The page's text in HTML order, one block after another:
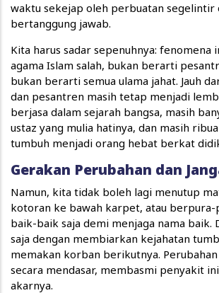
waktu sekejap oleh perbuatan segelintir
bertanggung jawab.
Kita harus sadar sepenuhnya:
agama Islam salah, bukan berarti
bukan berarti semua ulama jahat. Jauh
dan pesantren masih tetap menjadi
berjasa dalam sejarah bangsa, masih
ustaz yang mulia hatinya, dan masih
tumbuh menjadi orang hebat berkat
Gerakan Perubahan dan
Namun, kita tidak boleh lagi menutup
kotoran ke bawah karpet, atau berpura-
baik-baik saja demi menjaga nama baik.
saja dengan membiarkan kejahatan
memakan korban berikutnya.
secara mendasar, membasmi penyakit
akarnya.